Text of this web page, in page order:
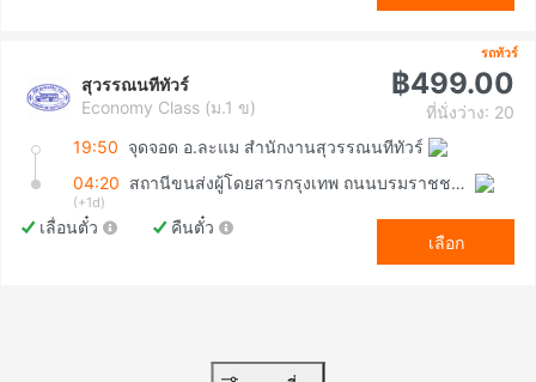
รถทัวร์
สุวรรณนทีทัวร์
Economy Class (ม.1 ข)
฿499.00
ที่นั่งว่าง: 20
19:50 จุดจอด อ.ละแม สำนักงานสุวรรณนทีทัวร์
04:20
สถานีขนส่งผู้โดยสารกรุงเทพ ถนนบรมราชชนนี (สายใต้ใหม่)
(+1d)
เลื่อนตั๋ว คืนตั๋ว
เลือก